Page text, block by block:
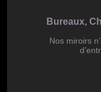
Bureaux,
Nos miroirs